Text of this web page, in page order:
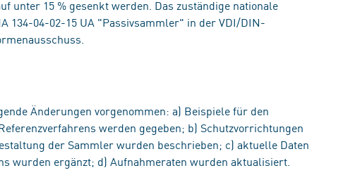
unter 15 % gesenkt werden. Das zuständige nationale
134-04-02-15 UA "Passivsammler" in der VDI/DIN-
Änderungen vorgenommen: a) Beispiele für den
werden gegeben; b) Schutzvorrichtungen
der Sammler wurden beschrieben; c) aktuelle Daten
wurden ergänzt; d) Aufnahmeraten wurden aktualisiert.